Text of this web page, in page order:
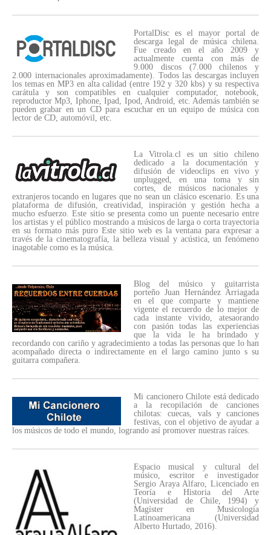
PortalDisc es el mayor portal de
descarga legal de música chilena.
Fue creado en el año 2009 y
actualmente cuenta con más de
9.000 discos (7.000 chilenos y
2.000 internacionales aproximadamente). Todos las descargas incluyen
los temas en MP3 en alta calidad (entre 192 y 320 kbs) y su respectiva
carátula y son compatibles en cualquier computador, notebook,
reproductor Mp3, Iphone, Ipad, Ipod, Android, etc. Además también se
pueden grabar en un CD para escuchar en un equipo de música con
lector de CD, automóvil, etc.
La Vitrola.cl es un sitio chileno
dedicado a la documentación y
difusión de videoclips en vivo y
unplugged, en una toma y sin
cortes, de músicos nacionales y
extranjeros tocando en lugares que no sean un clásico escenario. Es una
plataforma de difusión, creatividad, inspiración y gestión hecha a
mucho esfuerzo. Este sitio se presenta como un puente necesario entre
los artistas y el público mostrando a músicos de larga o corta trayectoria
en su formato más puro Este sitio web es la ventana para expresar a
través de la cinematografía, la belleza visual y acústica, un fenómeno
inagotable como es la música.
Blog del músico y guitarrista
porteño Juan Hernández Arriagada
en el que comparte y mantiene
vigente el recuerdo de lo mejor de
cada instante vivido, atesaorando
con pasión todas las experiencias
que la vida le ha brindado y
recordando con cariño y agradecimiento a todas las personas que lo han
acompañado directa o indirectamente en el largo camino junto s su
guitarra compañera.
Mi cancionero Chilote está dedicado
a la recopilación de canciones
chilotas: cuecas, vals y canciones
festivas, con el objetivo de ayudar a
los músicos de todo el mundo, logrando así promover nuestras raíces.
Espacio musical y cultural del
músico, escritor e investigador
Sergio Araya Alfaro, Licenciado en
Teoría e Historia del Arte
(Universidad de Chile, 1994) y
Magíster en Musicología
Latinoamericana (Universidad
Alberto Hurtado, 2016).